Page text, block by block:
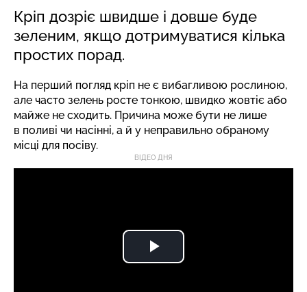
Кріп дозріє швидше і довше буде
зеленим, якщо дотримуватися кілька
простих порад.
На перший погляд кріп не є вибагливою рослиною,
але часто зелень росте тонкою, швидко жовтіє або
майже не сходить. Причина може бути не лише
в поливі чи насінні, а й у неправильно обраному
місці для посіву.
ВІДЕО ДНЯ